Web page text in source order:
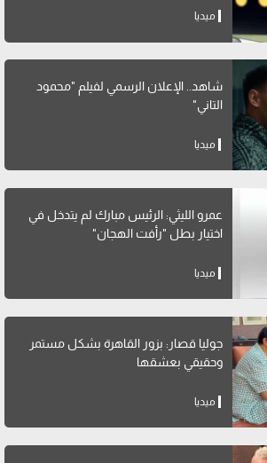
ميديا
شاهد.. الإعلان الرسمي لفيلم "محمود
التاني"
ميديا
عمرو الليثي: الرئيس مبارك لم يتدخل في
اختيار بطل "رأفت الهجان"
ميديا
جوليا قصار: بزور القاهرة بشكل مستمر
وحقيقي بعشقها
ميديا